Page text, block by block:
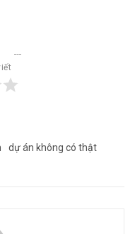
dự án không có thật